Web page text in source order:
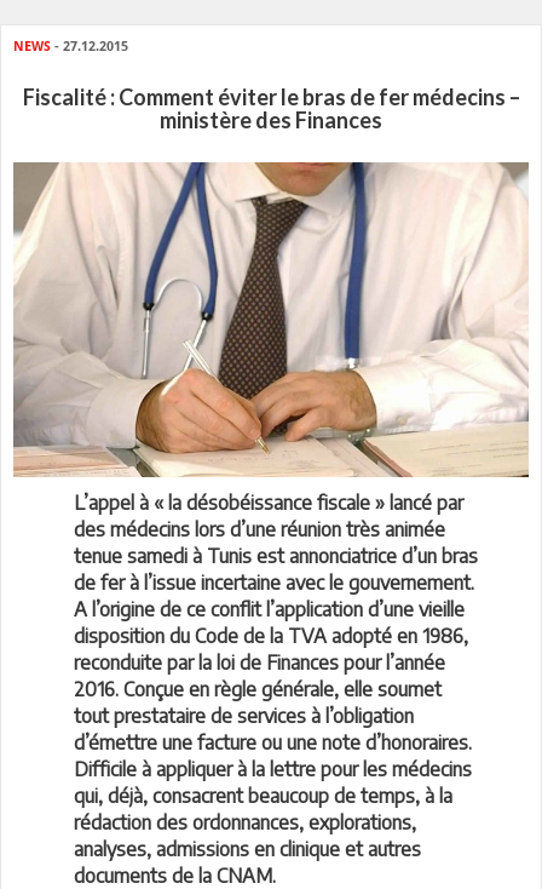
NEWS - 27.12.2015
Fiscalité : Comment éviter le bras de fer médecins –
ministère des Finances
L’appel à « la désobéissance fiscale » lancé par
des médecins lors d’une réunion très animée
tenue samedi à Tunis est annonciatrice d’un bras
de fer à l’issue incertaine avec le gouvernement.
A l’origine de ce conflit l’application d’une vieille
disposition du Code de la TVA adopté en 1986,
reconduite par la loi de Finances pour l’année
2016. Conçue en règle générale, elle soumet
tout prestataire de services à l’obligation
d’émettre une facture ou une note d’honoraires.
Difficile à appliquer à la lettre pour les médecins
qui, déjà, consacrent beaucoup de temps, à la
rédaction des ordonnances, explorations,
analyses, admissions en clinique et autres
documents de la CNAM.